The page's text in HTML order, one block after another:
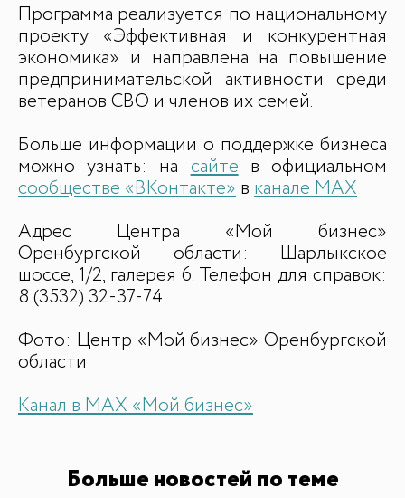
Программа реализуется по национальному
проекту «Эффективная и конкурентная
экономика» и направлена на повышение
предпринимательской активности среди
ветеранов СВО и членов их семей.
Больше информации о поддержке бизнеса
можно узнать: насайтев официальном
сообществе «ВКонтакте» в канале MAX
Адрес Центра «Мой бизнес»
Оренбургской области: Шарлыкское
шоссе, 1/2, галерея 6. Телефон для справок:
8 (3532) 32-37-74.
Фото: Центр «Мой бизнес» Оренбургской
области
Канал в MAX «Мой бизнес»
Больше новостей по теме